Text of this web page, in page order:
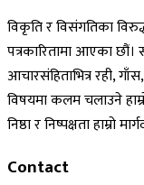
विकृति र विसंगतिका
पत्रकारितामा आएका
आचारसंहिताभित्र रही,
विषयमा कलम चलाउने
निष्ठा र निष्पक्षता हाम्रो
Contact